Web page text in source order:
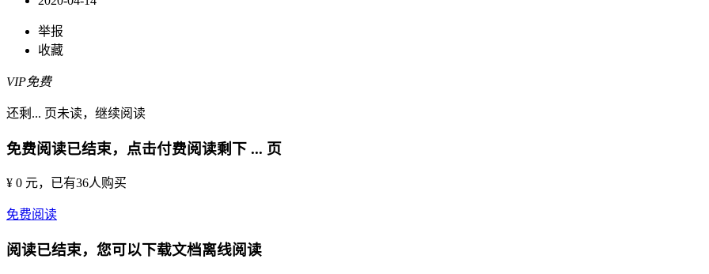
举报
收藏
VIP免费
还剩 ... 页未读， 继续阅读
免费阅读已结束，点击付费阅读剩下 ... 页
¥ 0 元，已有36人购买
免费阅读
阅读已结束，您可以下载文档离线阅读